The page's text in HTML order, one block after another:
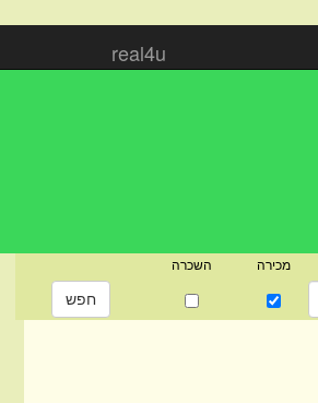
real4u
מכירה השכרה